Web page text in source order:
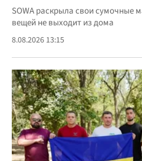
SOWA раскрыла свои сумочные
вещей не выходит из дома
8.08.2026 13:15